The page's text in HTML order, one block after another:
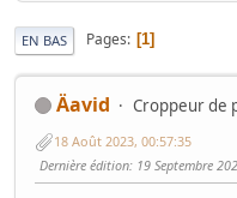
EN BAS Pages 1
Äavid Croppeur de
18 Août 2023, 00:57:35
Dernière édition: 19 Septembre